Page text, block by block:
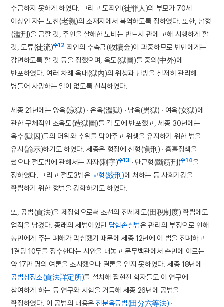
수금하지 못하게 하였다. 그리고 도죄인(徒罪人)의 부모가 70세
이상인 자는 노친(老親)의 소재지에서 복역하도록 정하였다. 또한, 남형
(濫刑)을 금할 것, 주인을 살해한 노비는 반드시 관에 고해 시행하게 할
것, 도류(徒流)주12 죄인의 수속금(收贖金)이 과중하므로 빈민에게는
감면하도록 할 것 등을 정했으며, 옥도(獄圖)를 중외(中外)에
반포하였다. 여러 차례 옥내(獄內)의 위생과 난방을 철저히 관리해
병들어 사망하는 일이 없도록 신칙하였다.
세종 21년에는 양옥(凉獄) · 온옥(溫獄) · 남옥(男獄) · 여옥(女獄)에
관한 구체적인 조옥도(造獄圖)를 각 도에 반포했고, 세종 30년에는
옥수(獄囚)들의 더위와 추위를 막아주고 위생을 유지하기 위한 법을
유시(諭示)하기도 하였다. 세종은 형정에 신형(愼刑) · 흠휼정책을
썼으나 절도범에 관해서는 자자(刺字)주13 · 단근형(斷筋刑)주14을
정하였다. 그리고 절도3범은 교형(絞刑)에 처하는 등 사회기강을
확립하기 위한 형벌을 강화하기도 하였다.
또, 공법(貢法)을 제정함으로써 조선의 전세제도(田稅制度) 확립에도
업적을 남겼다. 종래의 세법이었던 답험손실법은 관리의 부정으로 인해
농민에게 주는 폐해가 막심했기 때문에 세종 12년에 이 법을 전폐하고
1결당 10두를 징수한다는 시안을 내놓고 문무백관에서 촌민에 이르는
약 17만 명의 여론을 조사했으나 결론을 얻지 못하였다. 세종 18년에
공법상정소(貢法詳定所)를 설치해 집현전 학자들도 이 연구에
참여하게 하는 등 연구와 시험을 거듭해 세종 26년에 공법을
확정하였다. 이 공법의 내용은전분육등법(田分六等法) ·